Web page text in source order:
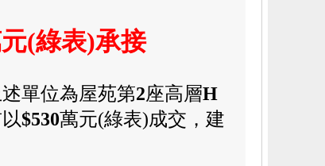
(綠表)承接
單位為屋苑第2座高層H
$530萬元(綠表)成交， 建